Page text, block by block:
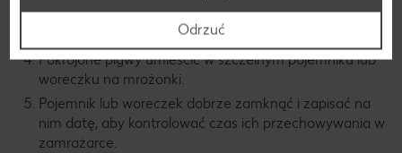
Obrać i usunąć pestki.
Pokroić na kawałki lub plasterki.
Pokrojone pigwy umieścić w szczelnym pojemniku lub
woreczku na mrożonki.
Pojemnik lub woreczek dobrze zamknąć i zapisać na
nim datę, aby kontrolować czas ich przechowywania w
zamrażarce.
Odrzuć